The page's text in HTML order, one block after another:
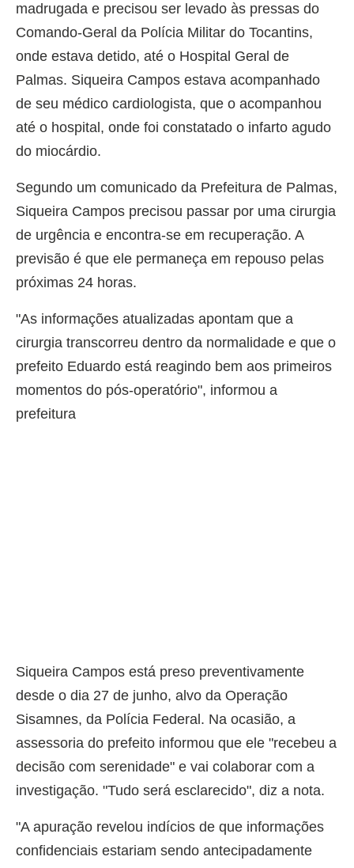
madrugada e precisou ser levado às pressas do
Comando-Geral da Polícia Militar do Tocantins,
onde estava detido, até o Hospital Geral de
Palmas. Siqueira Campos estava acompanhado
de seu médico cardiologista, que o acompanhou
até o hospital, onde foi constatado o infarto agudo
do miocárdio.
Segundo um comunicado da Prefeitura de Palmas,
Siqueira Campos precisou passar por uma cirurgia
de urgência e encontra-se em recuperação. A
previsão é que ele permaneça em repouso pelas
próximas 24 horas.
"As informações atualizadas apontam que a
cirurgia transcorreu dentro da normalidade e que o
prefeito Eduardo está reagindo bem aos primeiros
momentos do pós-operatório", informou a
prefeitura
Siqueira Campos está preso preventivamente
desde o dia 27 de junho, alvo da Operação
Sisamnes, da Polícia Federal. Na ocasião, a
assessoria do prefeito informou que ele "recebeu a
decisão com serenidade" e vai colaborar com a
investigação. "Tudo será esclarecido", diz a nota.
"A apuração revelou indícios de que informações
confidenciais estariam sendo antecipadamente